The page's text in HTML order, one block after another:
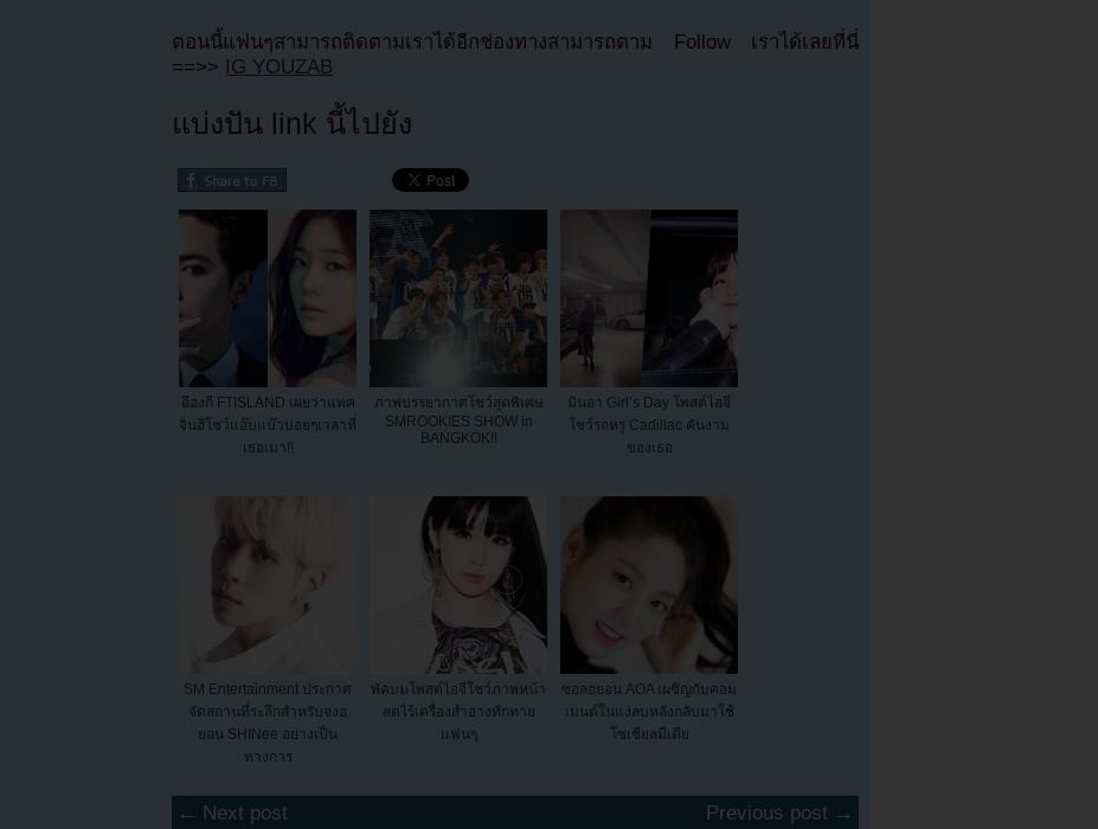
ตอนนี้แฟนๆสามารถติดตามเราได้อีกช่องทางสามารถตาม Follow เราได้เลยที่นี่
==>> IG YOUZAB
แบ่งปัน link นี้ไปยัง
อีฮงกี FTISLAND เผยว่าแพค
จินฮีโชว์แอ๊บแบ๊วบ่อยๆเวลาที่
เธอเมา!!
ภาพบรรยากาศโชว์สุดพิเศษ
SMROOKIES SHOW in
BANGKOK!!
มินอา Girl’s Day โพสต์ไอจี
โชว์รถหรู Cadillac คันงาม
ของเธอ
SM Entertainment ประกาศ
จัดสถานที่ระลึกสำหรับจงฮ
ยอน SHINee อย่างเป็น
ทางการ
พัคบมโพสต์ไอจีโชว์ภาพหน้า
สดไร้เครื่องสำอางทักทาย
แฟนๆ
ซอลฮยอน AOA เผชิญกับคอม
เมนต์ในแง่ลบหลังกลับมาใช้
โซเชียลมีเดีย
← Next post Previous post →